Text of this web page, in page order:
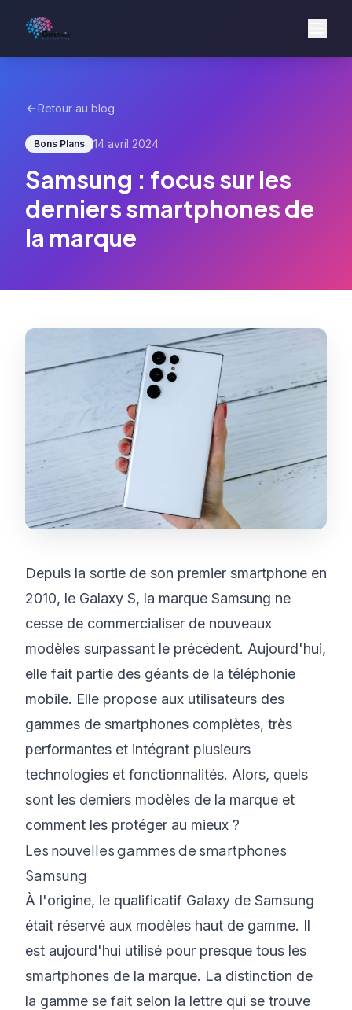
Retour au blog
Bons Plans 14 avril 2024
Samsung : focus sur les
derniers smartphones de
la marque
Depuis la sortie de son premier smartphone en
2010, le Galaxy S, la marque Samsung ne
cesse de commercialiser de nouveaux
modèles surpassant le précédent. Aujourd'hui,
elle fait partie des géants de la téléphonie
mobile. Elle propose aux utilisateurs des
gammes de smartphones complètes, très
performantes et intégrant plusieurs
technologies et fonctionnalités. Alors, quels
sont les derniers modèles de la marque et
comment les protéger au mieux ?
Les nouvelles gammes de smartphones
Samsung
À l'origine, le qualificatif Galaxy de Samsung
était réservé aux modèles haut de gamme. Il
est aujourd'hui utilisé pour presque tous les
smartphones de la marque. La distinction de
la gamme se fait selon la lettre qui se trouve